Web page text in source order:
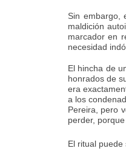
Sin embargo,
maldición
marcador en
necesidad
El hincha de
honrados de
era
a los
Pereira, pero
perder,
El ritual puede